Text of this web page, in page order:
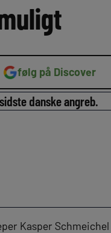
følg på Discover
danske angreb.
Kasper Schmeichel